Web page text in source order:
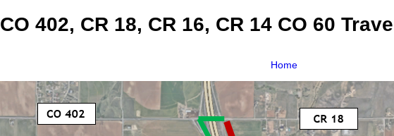
CO 402, CR 18, CR 16, CR 14 CO 60
Home